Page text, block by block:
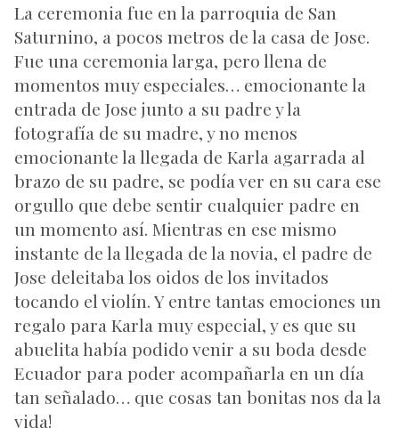
La ceremonia fue en la parroquia de San
Saturnino, a pocos metros de la casa de Jose.
Fue una ceremonia larga, pero llena de
momentos muy especiales… emocionante la
entrada de Jose junto a su padre y la
fotografía de su madre, y no menos
emocionante la llegada de Karla agarrada al
brazo de su padre, se podía ver en su cara ese
orgullo que debe sentir cualquier padre en
un momento así. Mientras en ese mismo
instante de la llegada de la novia, el padre de
Jose deleitaba los oidos de los invitados
tocando el violín. Y entre tantas emociones un
regalo para Karla muy especial, y es que su
abuelita había podido venir a su boda desde
Ecuador para poder acompañarla en un día
tan señalado… que cosas tan bonitas nos da la
vida!